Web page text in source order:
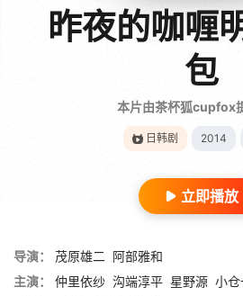
昨夜的咖喱
包
本片由茶杯狐cupfox
日韩剧 2014
立即播放
导演： 茂原雄二
阿部雅和
主演：
仲里依纱 沟端淳平 星野源 小仓